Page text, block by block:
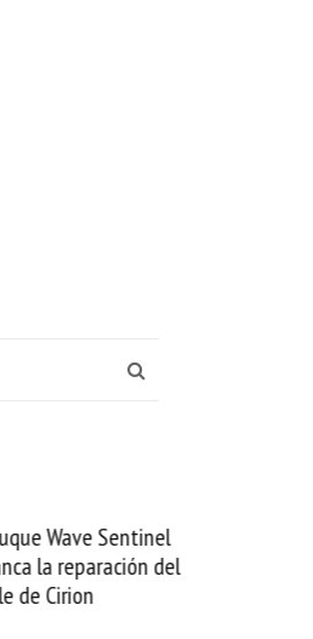
Uber se lleva
sabemos todo lo que